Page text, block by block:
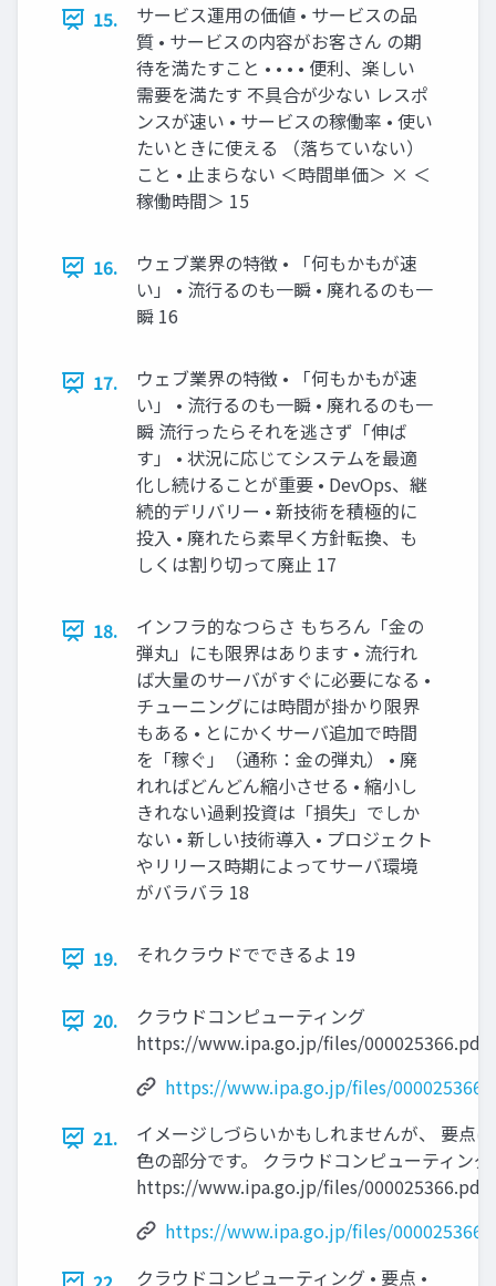
15.
サービス運用の価値 • サービスの品
質 • サービスの内容がお客さん の期
待を満たすこと • • • • 便利、楽しい
需要を満たす 不具合が少ない レスポ
ンスが速い • サービスの稼働率 • 使い
たいときに使える （落ちていない）
こと • 止まらない ＜時間単価＞ × ＜
稼働時間＞ 15
16.
ウェブ業界の特徴 • 「何もかもが速
い」 • 流行るのも一瞬 • 廃れるのも一
瞬 16
17.
ウェブ業界の特徴 • 「何もかもが速
い」 • 流行るのも一瞬 • 廃れるのも一
瞬 流行ったらそれを逃さず「伸ば
す」 • 状況に応じてシステムを最適
化し続けることが重要 • DevOps、継
続的デリバリー • 新技術を積極的に
投入 • 廃れたら素早く方針転換、も
しくは割り切って廃止 17
18.
インフラ的なつらさ もちろん「金の
弾丸」にも限界はあります • 流行れ
ば大量のサーバがすぐに必要になる •
チューニングには時間が掛かり限界
もある • とにかくサーバ追加で時間
を「稼ぐ」（通称：金の弾丸） • 廃
れればどんどん縮小させる • 縮小し
きれない過剰投資は「損失」でしか
ない • 新しい技術導入 • プロジェクト
やリリース時期によってサーバ環境
がバラバラ 18
19. それクラウドでできるよ 19
20.
クラウドコンピューティング
https://www.ipa.go.jp/files/000025366.pdf
https://www.ipa.go.jp/files/
21.
イメージしづらいかもしれませんが、 要点
色の部分です。 クラウドコンピューティング
https://www.ipa.go.jp/files/000025366.pdf
https://www.ipa.go.jp/files/
クラウドコンピューティング • 要点 •